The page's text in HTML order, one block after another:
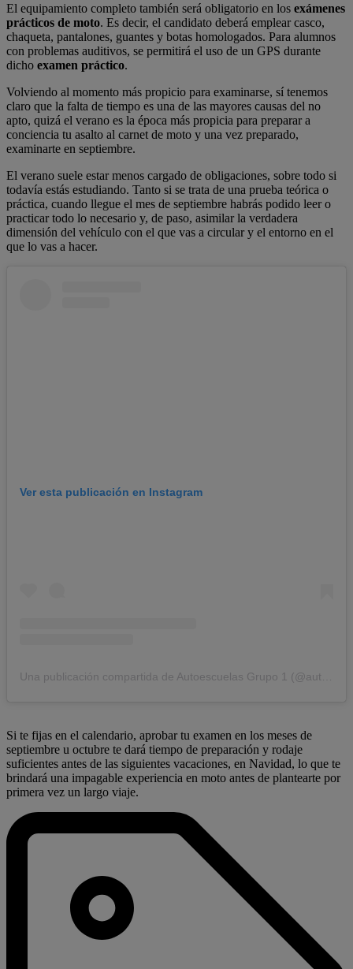
El equipamiento completo también será obligatorio en los exámenes
prácticos de moto. Es decir, el candidato deberá emplear casco,
chaqueta, pantalones, guantes y botas homologados. Para alumnos
con problemas auditivos, se permitirá el uso de un GPS durante
dicho examen práctico.
Volviendo al momento más propicio para examinarse, sí tenemos
claro que la falta de tiempo es una de las mayores causas del no
apto, quizá el verano es la época más propicia para preparar a
conciencia tu asalto al carnet de moto y una vez preparado,
examinarte en septiembre.
El verano suele estar menos cargado de obligaciones, sobre todo si
todavía estás estudiando. Tanto si se trata de una prueba teórica o
práctica, cuando llegue el mes de septiembre habrás podido leer o
practicar todo lo necesario y, de paso, asimilar la verdadera
dimensión del vehículo con el que vas a circular y el entorno en el
que lo vas a hacer.
Ver esta publicación en Instagram
Si te fijas en el calendario, aprobar tu examen en los meses de
septiembre u octubre te dará tiempo de preparación y rodaje
suficientes antes de las siguientes vacaciones, en Navidad, lo que te
brindará una impagable experiencia en moto antes de plantearte por
primera vez un largo viaje.